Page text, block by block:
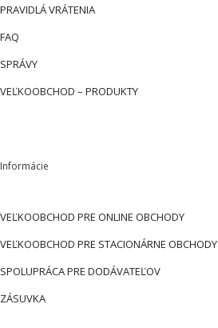
PRAVIDLÁ VRÁTENIA
FAQ
SPRÁVY
VEĽKOOBCHOD – PRODUKTY
Informácie
VEĽKOOBCHOD PRE ONLINE OBCHODY
VEĽKOOBCHOD PRE STACIONÁRNE OBCHODY
SPOLUPRÁCA PRE DODÁVATEĽOV
ZÁSUVKA